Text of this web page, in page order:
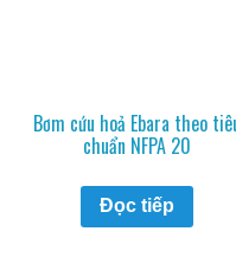
Bơm cứu hoả Ebara theo
chuẩn NFPA 20
Đọc tiếp